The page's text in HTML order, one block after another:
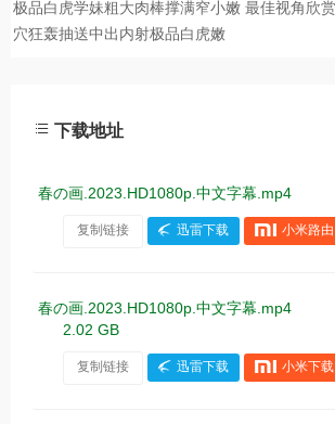
下载地址
春の画.2023.HD1080p.中文字幕.mp4
复制链接 迅雷下载 小米路由
春の画.2023.HD1080p.中文字幕.mp4
2.02 GB
复制链接 迅雷下载 小米下载